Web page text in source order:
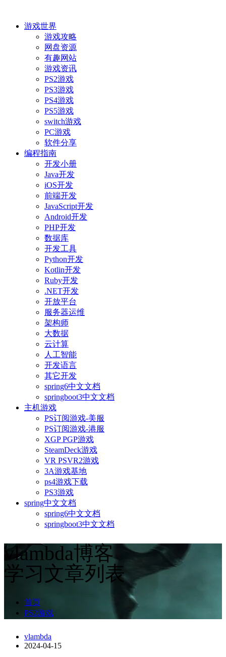
游戏世界
游戏攻略
网盘资源
有趣网站
游戏资讯
PS2游戏
PS3游戏
PS4游戏
PS5游戏
switch游戏
PC游戏
软件分享
编程指南
开发小册
Java开发
iOS开发
前端开发
JavaScript开发
Android开发
PHP开发
数据库
开发工具
Python开发
Kotlin开发
Ruby开发
.NET开发
开放平台
服务器运维
架构师
大数据
云计算
人工智能
开发语言
其它开发
spring6中文文档
springboot3中文文档
主机游戏
PS订阅游戏-美服
PS订阅游戏-港服
XGP PGP游戏
SteamDeck游戏
VR PSVR2游戏
3A游戏基地
ps4游戏下载
PS3游戏
spring中文文档
spring6中文文档
springboot3中文文档
vlambda博客
学习文章列表
首页
PS2游戏
vlambda
2024-04-15